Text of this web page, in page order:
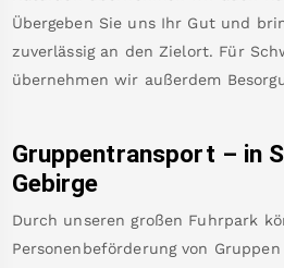
Übergeben Sie uns Ihr Gut und
zuverlässig an den Zielort. Für
übernehmen wir außerdem
Gruppentransport – in
Gebirge
Durch unseren großen Fuhrpark
Personenbeförderung von